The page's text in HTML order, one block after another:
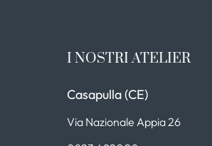
I NOSTRI ATELIER
Casapulla (CE)
Via Nazionale Appia 26